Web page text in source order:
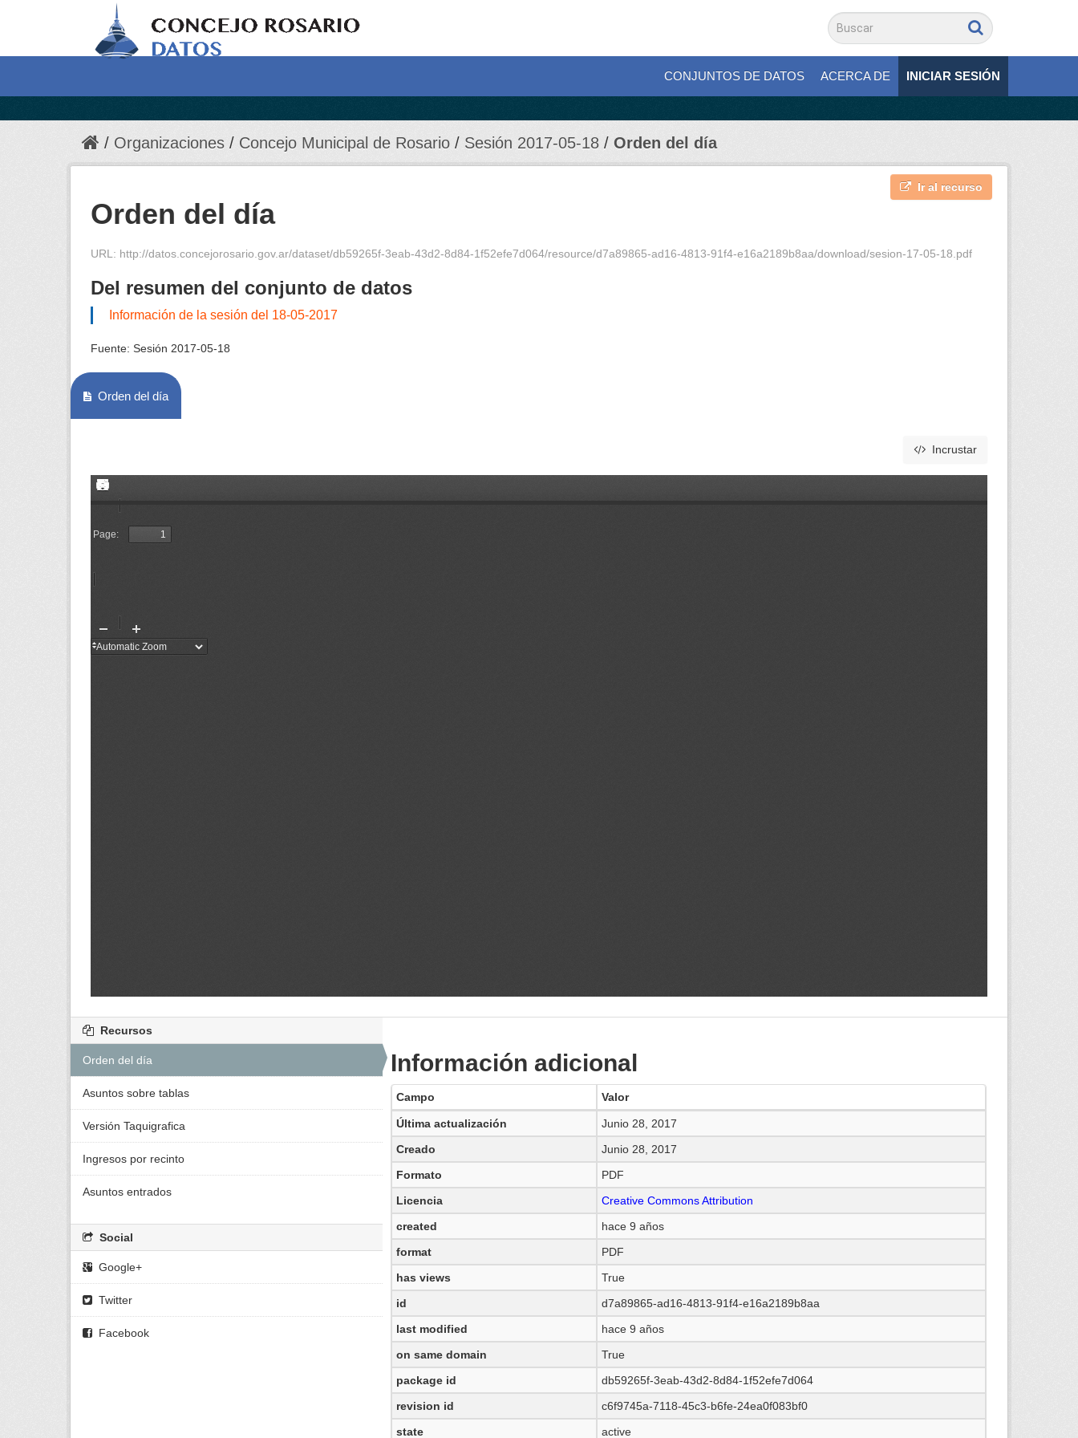
CONJUNTOS DE DATOS ACERCA DE INICIAR SESIÓN
Organizaciones Concejo Municipal de Rosario Sesión 2017-05-18 Orden del día
Ir al recurso
Orden del día
URL: http://datos.concejorosario.gov.ar/dataset/db59265f-3eab-43d2-8d84-1f52efe7d064/resource/d7a89865-ad16-4813-91f4-e16a2189b8aa/download/sesion-17-05-18.pdf
Del resumen del conjunto de datos
Información de la sesión del 18-05-2017
Fuente: Sesión 2017-05-18
Orden del día
Incrustar
Información adicional
Campo Valor
Última actualización
Junio 28, 2017
Creado
Junio 28, 2017
Formato
PDF
Licencia
Creative Commons Attribution
created
hace 9 años
format
PDF
has views
True
id
d7a89865-ad16-4813-91f4-e16a2189b8aa
last modified
hace 9 años
on same domain
True
package id
db59265f-3eab-43d2-8d84-1f52efe7d064
revision id
c6f9745a-7118-45c3-b6fe-24ea0f083bf0
state
active
Recursos
Orden del día
Asuntos sobre tablas
Versión Taquigrafica
Ingresos por recinto
Asuntos entrados
Social
Google+
Twitter
Facebook